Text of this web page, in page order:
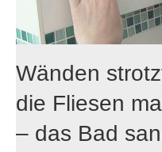
Wänden
die Fliesen
– das Bad